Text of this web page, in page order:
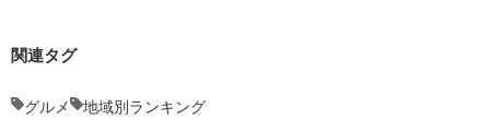
関連タグ
グルメ 地域別ランキング